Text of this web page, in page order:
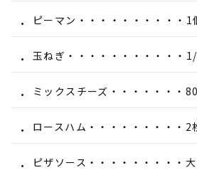
ピーマン・・・・・・・・・・1
玉ねぎ・・・・・・・・・・・
ミックスチーズ・・・・・・・
ロースハム・・・・・・・・・2
ピザソース・・・・・・・・・